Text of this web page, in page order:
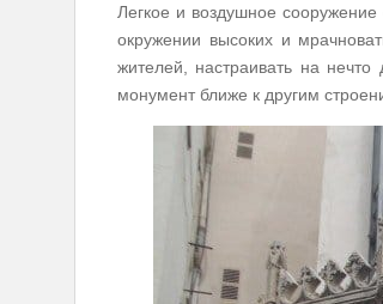
Легкое и воздушное
окружении высоких и
жителей, настраивать на
монумент ближе к другим